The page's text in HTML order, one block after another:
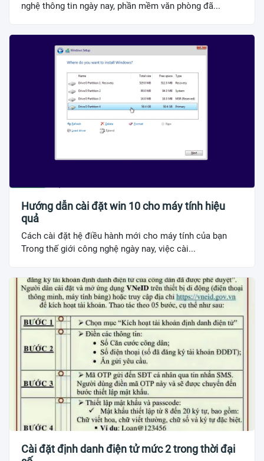
nghệ thông tin ngày nay, phần mềm văn phòng đã...
Hướng dẫn cài đặt win 10 cho máy tính hiệu
quả
Cách cài đặt hệ điều hành mới cho máy tính của bạn
Trong thế giới công nghệ ngày nay, việc cài...
Cài đặt định danh điện tử mức 2 trong thời đại